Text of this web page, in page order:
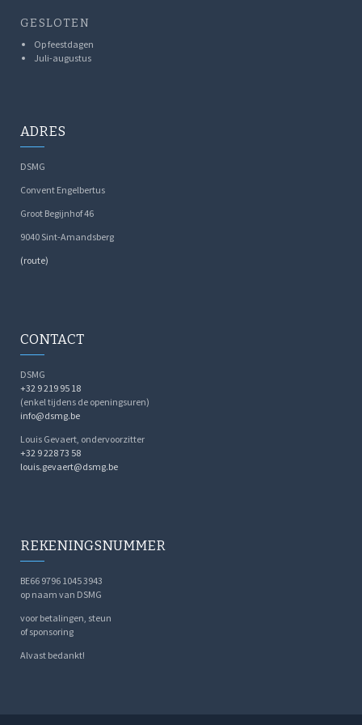
GESLOTEN
Op feestdagen
Juli-augustus
ADRES
DSMG
Convent Engelbertus
Groot Begijnhof 46
9040 Sint-Amandsberg
(route)
CONTACT
DSMG
+32 9 219 95 18
(enkel tijdens de openingsuren)
info@dsmg.be
Louis Gevaert, ondervoorzitter
+32 9 228 73 58
louis.gevaert@dsmg.be
REKENINGSNUMMER
BE66 9796 1045 3943
op naam van DSMG
voor betalingen, steun
of sponsoring
Alvast bedankt!